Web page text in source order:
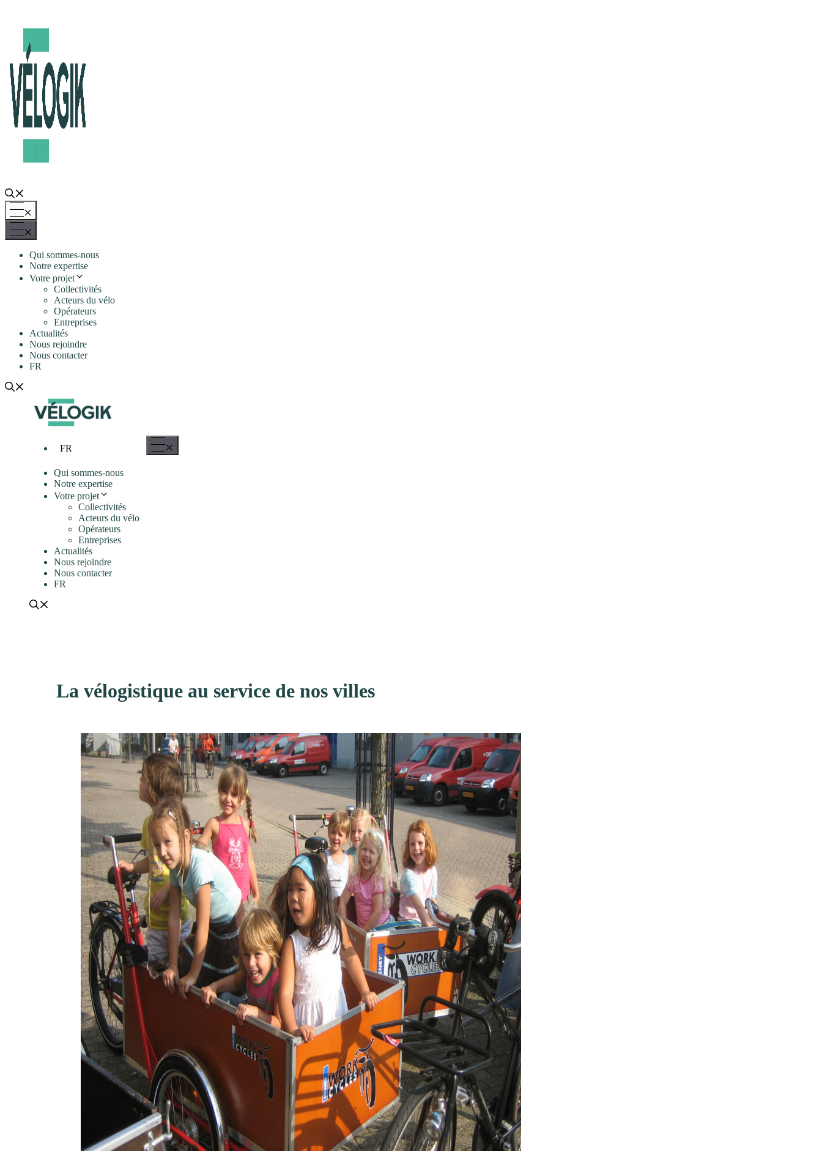
contenu
Qui sommes-nous
Notre expertise
Votre projet
Collectivités
Acteurs du vélo
Opérateurs
Entreprises
Actualités
Nous rejoindre
Nous contacter
FR
FR
Qui sommes-nous
Notre expertise
Votre projet
Collectivités
Acteurs du vélo
Opérateurs
Entreprises
Actualités
Nous rejoindre
Nous contacter
FR
La vélogistique au service de nos villes